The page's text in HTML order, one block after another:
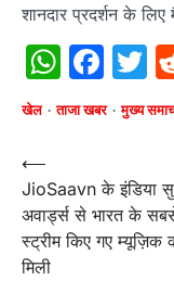
शानदार प्रदर्शन के
खेल ताजा खबर मुख्य
Post
navigation
⟵
JioSaavn के इंडिया
अवार्ड्स से भारत के
स्ट्रीम किए गए म्यूज़िक
मिली